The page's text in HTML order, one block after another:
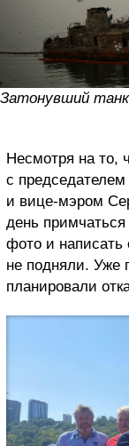
Затонувший
Несмотря на то,
с
и вице-мэром
день
фото и написать
не подняли. Уже
планировали